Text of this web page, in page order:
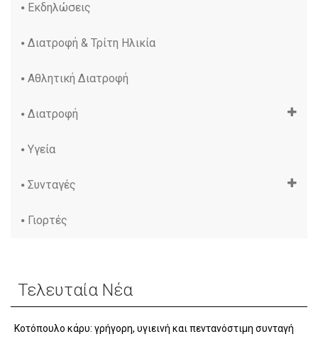
Εκδηλώσεις
Διατροφή & Τρίτη Ηλικία
Αθλητική Διατροφή
Διατροφή
Υγεία
Συνταγές
Γιορτές
Τελευταία Νέα
Κοτόπουλο κάρυ: γρήγορη, υγιεινή και πεντανόστιμη συνταγή